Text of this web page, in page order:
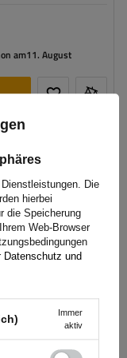
am11. August
Die
hierbei
die Speicherung
Web-Browser
Datenschutz und
Immer
aktiv